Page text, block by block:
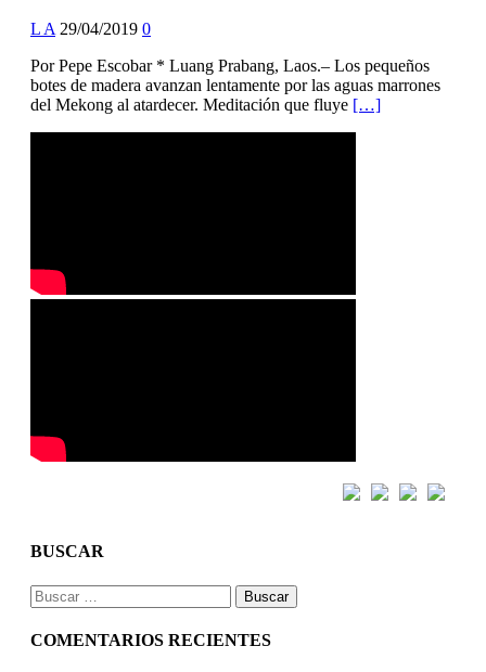
L A 29/04/2019 0
Por Pepe Escobar * Luang Prabang, Laos.– Los pequeños
botes de madera avanzan lentamente por las aguas marrones
del Mekong al atardecer. Meditación que fluye […]
BUSCAR
Buscar:
COMENTARIOS RECIENTES